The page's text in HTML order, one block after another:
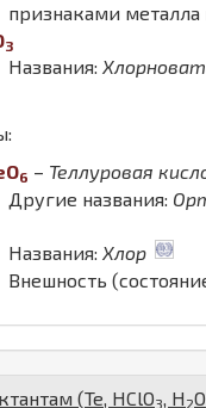
признаками
3
Названия:
O6 – Теллуровая
Другие названия:
Названия: Хлор
Внешность
(Te, HClO3, H 2O